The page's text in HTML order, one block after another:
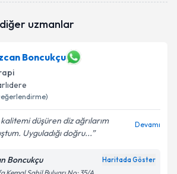
bu uzmandan randevu almanız için bir
işlenmesine ilişkinAydınlatma
ve kişisel verilerimin belirtilen
uzmanlar
Boncukçu
düşüren diz ağrılarım
Uyguladığı doğru...
Devamı
Boncukçu Haritada Göster